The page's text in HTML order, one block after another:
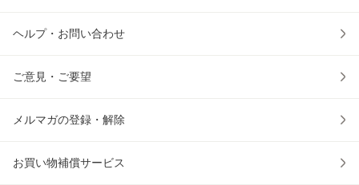
ヘルプ・お問い合わせ
ご意見・ご要望
メルマガの登録・解除
お買い物補償サービス